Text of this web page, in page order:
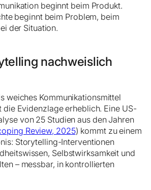
beginnt beim Produkt.
beginnt beim Problem, beim
der Situation.
nachweislich
weiches Kommunikationsmittel
Evidenzlage erheblich. Eine US-
von 25 Studien aus den Jahren
Review, 2025) kommt zu einem
Storytelling-Interventionen
Selbstwirksamkeit und
– messbar, in kontrollierten